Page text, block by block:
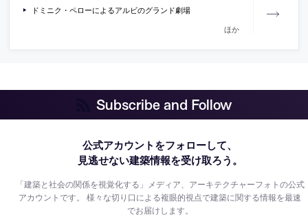
ドミニク・ペローによるアルビのグランド劇場
ほか
Subscribe and Follow
公式アカウントをフォローして、
見逃せない建築情報を受け取ろう。
「建築と社会の関係を視覚化する」メディア、アーキテクチャーフォトの公式
アカウントです。様々な切り口による複眼的視点で建築に関する情報を最速
でお届けします。